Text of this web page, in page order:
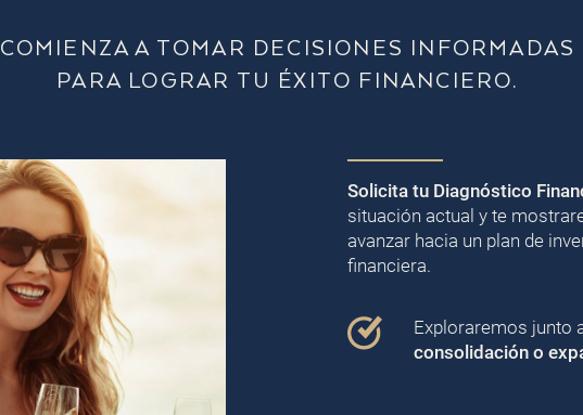
COMIENZA A TOMAR DECISIONES INFORMADAS
PARA LOGRAR TU ÉXITO FINANCIERO.
Solicita tu Diagnóstico
situación actual y te
avanzar hacia un plan de
financiera.
Exploraremos junto
consolidación o